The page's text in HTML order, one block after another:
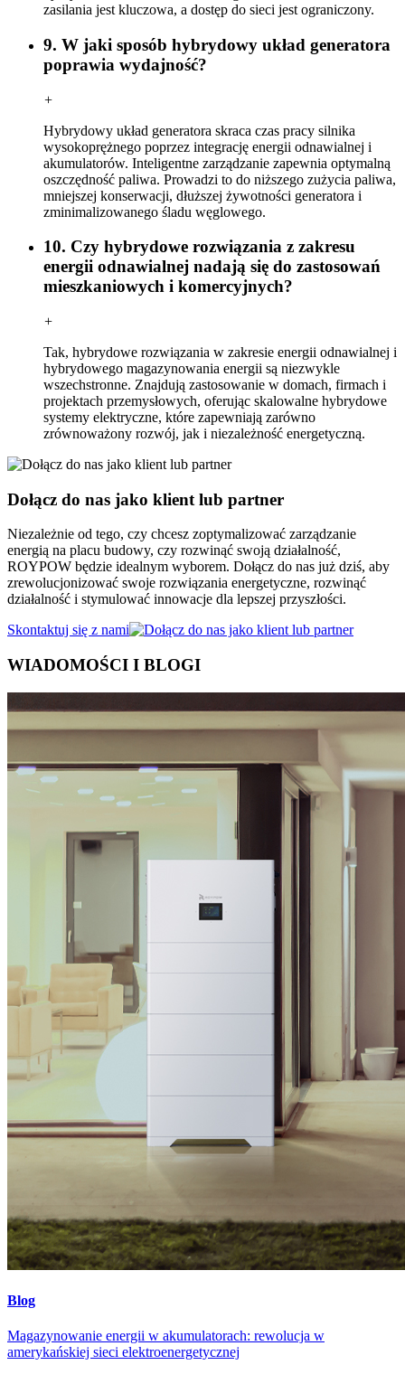
zasilania jest kluczowa, a dostęp do sieci jest ograniczony.
9. W jaki sposób hybrydowy układ generatora
poprawia wydajność?
+
Hybrydowy układ generatora skraca czas pracy silnika
wysokoprężnego poprzez integrację energii odnawialnej i
akumulatorów. Inteligentne zarządzanie zapewnia optymalną
oszczędność paliwa. Prowadzi to do niższego zużycia paliwa,
mniejszej konserwacji, dłuższej żywotności generatora i
zminimalizowanego śladu węglowego.
10. Czy hybrydowe rozwiązania z zakresu
energii odnawialnej nadają się do zastosowań
mieszkaniowych i komercyjnych?
+
Tak, hybrydowe rozwiązania w zakresie energii odnawialnej i
hybrydowego magazynowania energii są niezwykle
wszechstronne. Znajdują zastosowanie w domach, firmach i
projektach przemysłowych, oferując skalowalne hybrydowe
systemy elektryczne, które zapewniają zarówno
zrównoważony rozwój, jak i niezależność energetyczną.
Dołącz do nas jako klient lub partner
Niezależnie od tego, czy chcesz zoptymalizować zarządzanie
energią na placu budowy, czy rozwinąć swoją działalność,
ROYPOW będzie idealnym wyborem. Dołącz do nas już dziś, aby
zrewolucjonizować swoje rozwiązania energetyczne, rozwinąć
działalność i stymulować innowacje dla lepszej przyszłości.
Skontaktuj się z nami
WIADOMOŚCI I BLOGI
Blog
Magazynowanie energii w akumulatorach: rewolucja w
amerykańskiej sieci elektroenergetycznej